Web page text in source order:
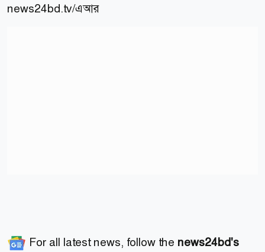
news24bd.tv/এআর
For all latest news, follow the news24bd's